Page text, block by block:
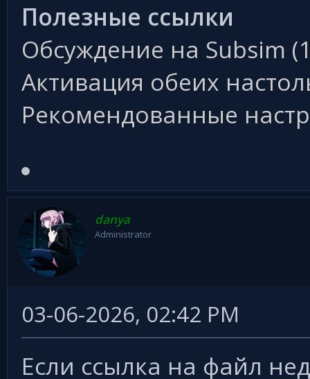
Полезные ссылки
Обсуждение на Subsim
Активация обеих
Рекомендованные
danya
Administrator
03-06-2026, 02:42 PM
Если ссылка на файл